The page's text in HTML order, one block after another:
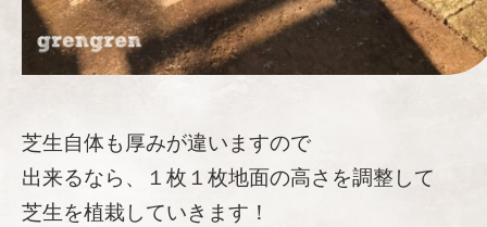
芝生自体も厚みが違いますので
出来るなら、１枚１枚地面の高さを調整して
芝生を植栽していきます！